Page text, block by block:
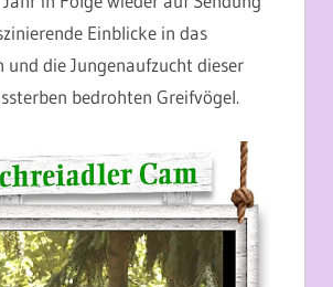
Einblicke in das
die Jungenaufzucht dieser
bedrohten Greifvögel.